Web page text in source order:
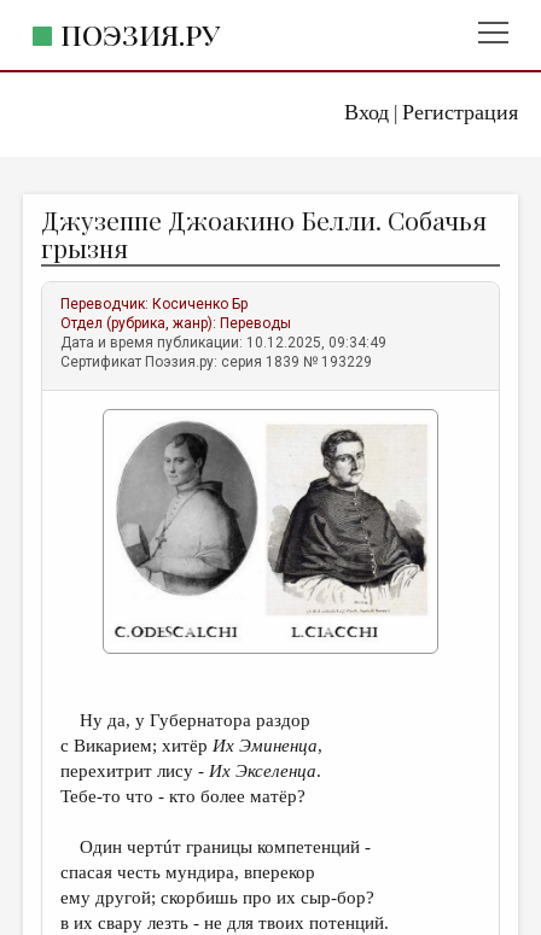
Вход| Регистрация
ПОЭЗИЯ.РУ
ЖАНРЫ
АВТОРЫ
КОММЕНТАРИИ
ЛИТСАЛОН
ПРАВИЛА САЙТА
ОТДЕЛЫ И РУБРИКИ
ИЗБРАННОЕ
ПЕРЕВОДЫ
ДЕТСКАЯ КОМНАТА
КНИЖНАЯ ПОЛКА
СТРАНИЦЫ ПАМЯТИ
ОБЪЯВЛЕНИЯ
Джузеппе Джоакино Белли. Собачья
грызня
Переводчик: Косиченко Бр
Отдел (рубрика, жанр): Переводы
Дата и время публикации: 10.12.2025, 09:34:49
Сертификат Поэзия.ру: серия 1839 № 193229
Ну да, у Губернатора раздор
с Викарием; хитёрИх Эминенца,
перехитрит лису -Их Экселенца.
Тебе-то что - кто более матёр?
Один чертúт границы компетенций -
спасая честь мундира, вперекор
ему другой; скорбишь про их сыр-бор?
в их свару лезть - не для твоих потенций.